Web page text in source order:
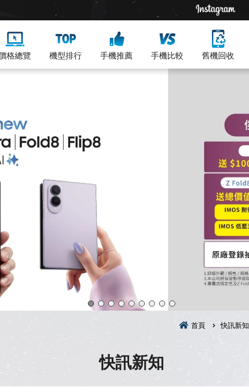
格總覽 機型排行 手機推薦 手機比較 舊機回收
首頁 快訊新知
快訊新知